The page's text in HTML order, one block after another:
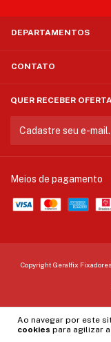
Ao navegar por este
cookies para agilizar
DEPARTAMENTOS
CONTATO
QUER RECEBER
Meios de pagamento
Copyright Geralfix Fixadores